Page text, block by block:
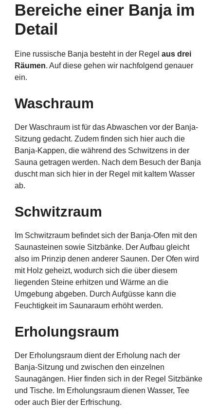
Bereiche einer Banja im
Detail
Eine russische Banja besteht in der Regel aus drei
Räumen. Auf diese gehen wir nachfolgend genauer
ein.
Waschraum
Der Waschraum ist für das Abwaschen vor der Banja-
Sitzung gedacht. Zudem finden sich hier auch die
Banja-Kappen, die während des Schwitzens in der
Sauna getragen werden. Nach dem Besuch der Banja
duscht man sich hier in der Regel mit kaltem Wasser
ab.
Schwitzraum
Im Schwitzraum befindet sich der Banja-Ofen mit den
Saunasteinen sowie Sitzbänke. Der Aufbau gleicht
also im Prinzip denen anderer Saunen. Der Ofen wird
mit Holz geheizt, wodurch sich die über diesem
liegenden Steine erhitzen und Wärme an die
Umgebung abgeben. Durch Aufgüsse kann die
Feuchtigkeit im Saunaraum erhöht werden.
Erholungsraum
Der Erholungsraum dient der Erholung nach der
Banja-Sitzung und zwischen den einzelnen
Saunagängen. Hier finden sich in der Regel Sitzbänke
und Tische. Im Erholungsraum dienen Wasser, Tee
oder auch Bier der Erfrischung.